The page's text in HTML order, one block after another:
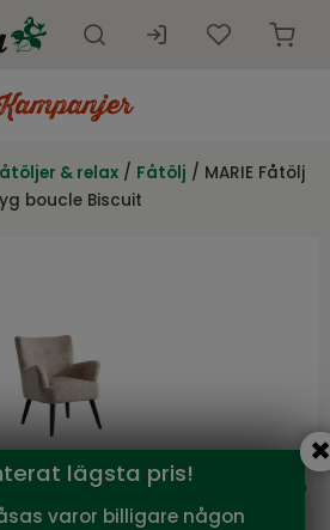
& relax / Fåtölj / MARIE Fåtölj
boucle Biscuit
lägsta pris!
varor billigare någon